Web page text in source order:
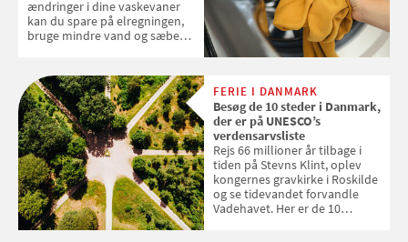
ændringer i dine vaskevaner
kan du spare på elregningen,
bruge mindre vand og sæbe
enkle råd til at spare penge på
tøjvasken
FERIE I DANMARK
Besøg de 10 steder i Danmark,
der er på UNESCO’s
verdensarvsliste
Rejs 66 millioner år tilbage i
tiden på Stevns Klint, oplev
kongernes gravkirke i Roskilde
og se tidevandet forvandle
Vadehavet. Her er de 10